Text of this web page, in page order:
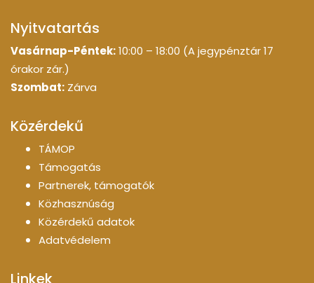
Nyitvatartás
Vasárnap-Péntek:10:00 – 18:00 (A jegypénztár 17
órakor zár.)
Szombat: Zárva
Közérdekű
TÁMOP
Támogatás
Partnerek, támogatók
Közhasznúság
Közérdekű adatok
Adatvédelem
Linkek